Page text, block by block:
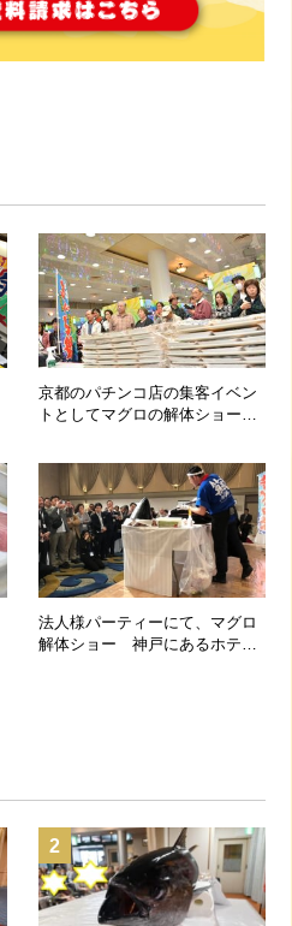
京都のパチンコ店の集客イベン
トとしてマグロの解体ショー開
法人様パーティーにて、マグロ
解体ショー 神戸にあるホテル
2